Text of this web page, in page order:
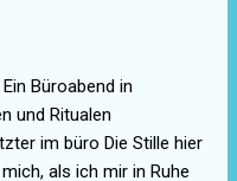
dass eine Maschine über
die Zahl in ihrem
herum verformen. Die
wie diesem: dunkle
Büroabend in
und Ritualen
im büro Die Stille hier
als ich mir in Ruhe